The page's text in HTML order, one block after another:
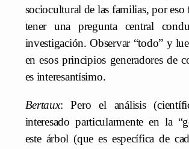
sociocultural de las familias, por eso
tener una pregunta central
investigación. Observar “todo” y
en esos principios generadores de
es interesantísimo.
Bertaux: Pero el análisis
interesado particularmente en la
este árbol (que es específica de